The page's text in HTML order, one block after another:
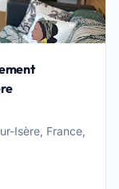
Isère, France,